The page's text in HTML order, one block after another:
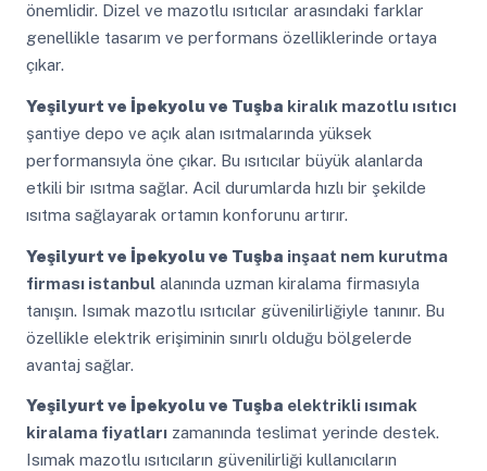
önemlidir. Dizel ve mazotlu ısıtıcılar arasındaki farklar
genellikle tasarım ve performans özelliklerinde ortaya
çıkar.
Yeşilyurt ve İpekyolu ve Tuşba kiralık mazotlu ısıtıcı
şantiye depo ve açık alan ısıtmalarında yüksek
performansıyla öne çıkar. Bu ısıtıcılar büyük alanlarda
etkili bir ısıtma sağlar. Acil durumlarda hızlı bir şekilde
ısıtma sağlayarak ortamın konforunu artırır.
Yeşilyurt ve İpekyolu ve Tuşba inşaat nem kurutma
firması istanbulalanında uzman kiralama firmasıyla
tanışın. Isımak mazotlu ısıtıcılar güvenilirliğiyle tanınır. Bu
özellikle elektrik erişiminin sınırlı olduğu bölgelerde
avantaj sağlar.
Yeşilyurt ve İpekyolu ve Tuşba elektrikli ısımak
kiralama fiyatlarızamanında teslimat yerinde destek.
Isımak mazotlu ısıtıcıların güvenilirliği kullanıcıların